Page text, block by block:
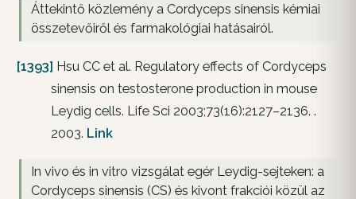
Áttekintő közlemény a Cordyceps sinensis kémiai
összetevőiről és farmakológiai hatásairól.
[1393] Hsu CC et al. Regulatory effects of Cordyceps
sinensis on testosterone production in mouse
Leydig cells. Life Sci 2003;73(16):2127–2136. .
2003. Link
In vivo és in vitro vizsgálat egér Leydig-sejteken: a
Cordyceps sinensis (CS) és kivont frakciói közül az